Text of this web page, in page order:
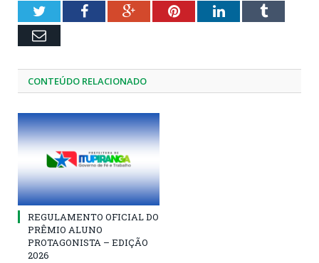
TwitterFacebookGoogle+PinterestLinkedInTumblr
Email
CONTEÚDO RELACIONADO
REGULAMENTO OFICIAL DO
PRÊMIO ALUNO
PROTAGONISTA – EDIÇÃO
2026